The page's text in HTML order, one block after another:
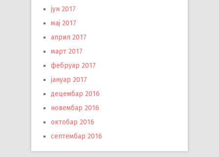
јун 2017
мај 2017
април 2017
март 2017
фебруар 2017
јануар 2017
децембар 2016
новембар 2016
октобар 2016
септембар 2016